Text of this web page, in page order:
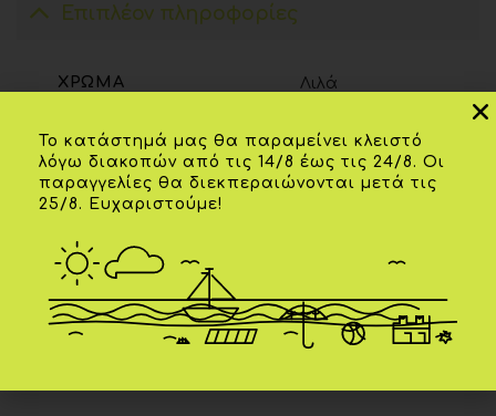
Επιπλέον πληροφορίες
ΧΡΏΜΑ Λιλά
ΣΧΕΤΙΚΆ ΠΡΟΪΌΝΤΑ
Add to
wishlist
Το κατάστημά μας θα παραμείνει κλειστό
λόγω διακοπών από τις 14/8 έως τις 24/8. Οι
παραγγελίες θα διεκπεραιώνονται μετά τις
25/8. Ευχαριστούμε!